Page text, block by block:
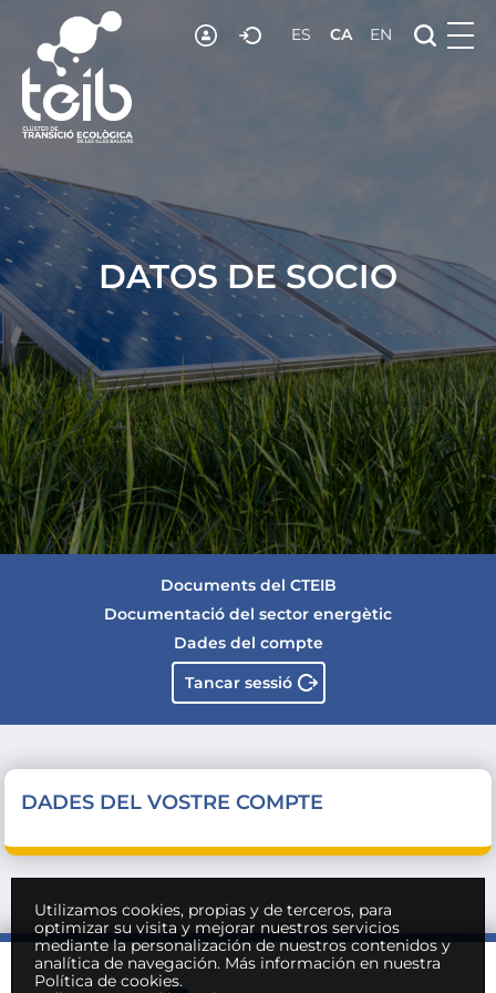
ES CA EN
DATOS DE SOCIO
Documents del CTEIB
Documentació del sector energètic
Dades del compte
Tancar sessió
DADES DEL VOSTRE COMPTE
Utilizamos cookies, propias y de terceros, para
optimizar su visita y mejorar nuestros servicios
mediante la personalización de nuestros contenidos y
analítica de navegación. Más información en nuestra
Política de cookies.